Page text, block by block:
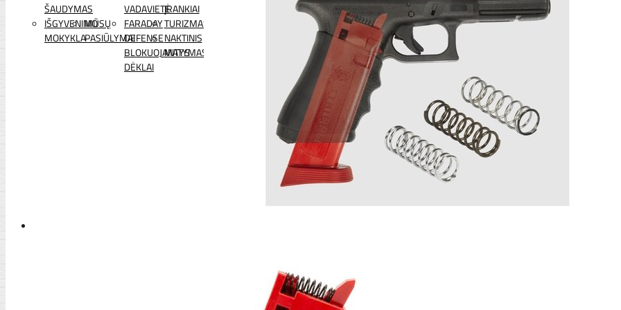
ŠAUDYMAS
VADAVIETĖĮRANKIAI
IŠGYVENIMO
MOKYKLA
MŪSŲ
PASIŪLYMAI
FARADAY
DEFENSE
BLOKUOJANTYS
DĖKLAI
TURIZMAS
NAKTINIS
MATYMAS